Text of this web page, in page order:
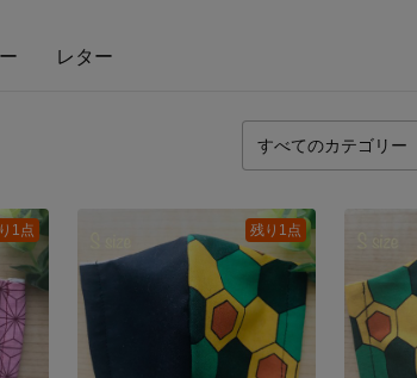
レター
1点 残り1点